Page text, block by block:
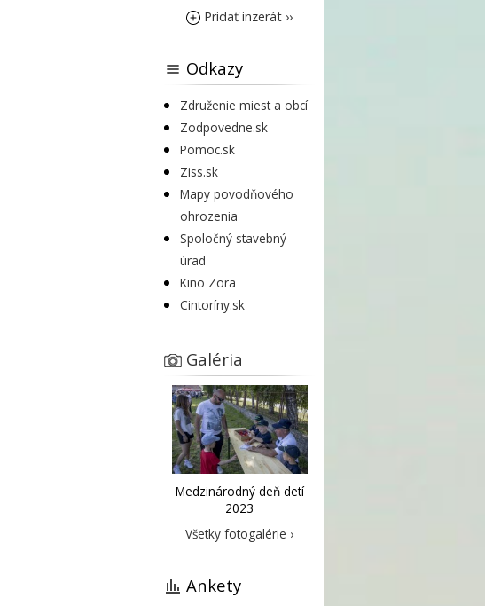
Pridať inzerát ››
Odkazy
Združenie miest a obcí
Zodpovedne.sk
Pomoc.sk
Ziss.sk
Mapy povodňového
ohrozenia
Spoločný stavebný
úrad
Kino Zora
Cintoríny.sk
Galéria
Medzinárodný deň detí
2023
Všetky fotogalérie ›
Ankety